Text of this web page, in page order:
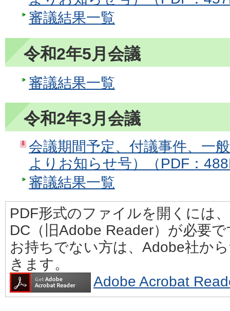
審議結果一覧
令和2年5月会議
審議結果一覧
令和2年3月会議
会議期間予定、付議事件、一
よりお知らせ号）（PDF：
審議結果一覧
PDF形式のファイルを開くには
DC（旧Adobe Reader）が必要
お持ちでない方は、Adobe社か
きます。
Adobe Acrobat